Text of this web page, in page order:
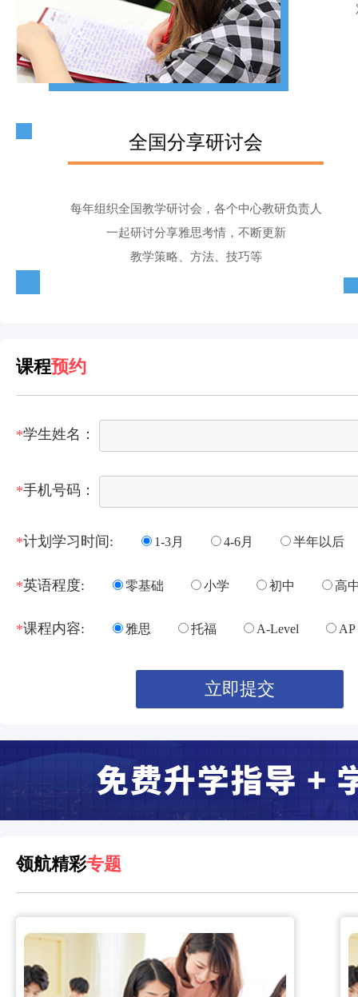
全国分享研讨会
每年组织全国教学研讨会，各个中心教研负责人
一起研讨分享雅思考情，不断更新
教学策略、方法、技巧等
课程预约
*学生姓名：
*手机号码：
*计划学习时间: 1-3月 4-6月 半年以后
*英语程度: 零基础 小学 初中 高
*课程内容: 雅思 托福 A-Level AP
立即提交
领航精彩专题